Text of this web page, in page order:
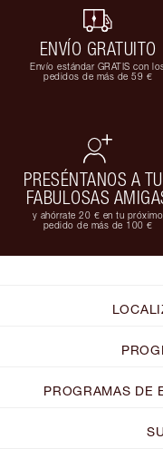
ENVÍO GRATUITO
Envío estándar GRATIS con
pedidos de más de 59 €
PRESÉNTANOS A
FABULOSAS
y ahórrate 20 € en tu próximo
pedido de más de 100 €
PROGRAMAS DE